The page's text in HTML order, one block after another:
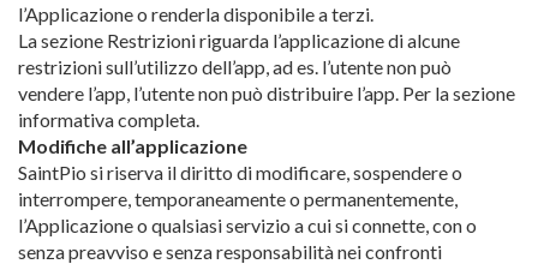
l’Applicazione o renderla disponibile a terzi.
La sezione Restrizioni riguarda l’applicazione di alcune
restrizioni sull’utilizzo dell’app, ad es. l’utente non può
vendere l’app, l’utente non può distribuire l’app. Per la sezione
informativa completa.
Modifiche all’applicazione
SaintPio si riserva il diritto di modificare, sospendere o
interrompere, temporaneamente o permanentemente,
l’Applicazione o qualsiasi servizio a cui si connette, con o
senza preavviso e senza responsabilità nei confronti